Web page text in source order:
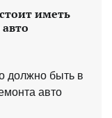
иметь
должно быть в
авто